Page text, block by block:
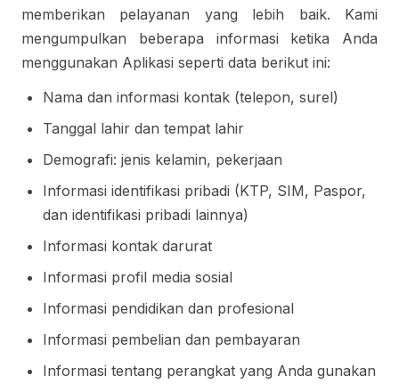
memberikan pelayanan yang lebih baik. Kami
mengumpulkan beberapa informasi ketika Anda
menggunakan Aplikasi seperti data berikut ini:
Nama dan informasi kontak (telepon, surel)
Tanggal lahir dan tempat lahir
Demografi: jenis kelamin, pekerjaan
Informasi identifikasi pribadi (KTP, SIM, Paspor,
dan identifikasi pribadi lainnya)
Informasi kontak darurat
Informasi profil media sosial
Informasi pendidikan dan profesional
Informasi pembelian dan pembayaran
Informasi tentang perangkat yang Anda gunakan